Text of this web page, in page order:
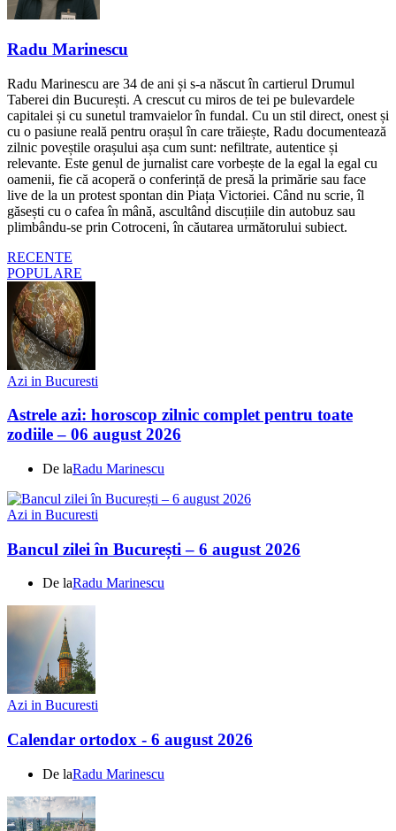
Radu Marinescu
Radu Marinescu are 34 de ani și s-a născut în cartierul Drumul
Taberei din București. A crescut cu miros de tei pe bulevardele
capitalei și cu sunetul tramvaielor în fundal. Cu un stil direct, onest și
cu o pasiune reală pentru orașul în care trăiește, Radu documentează
zilnic poveștile orașului așa cum sunt: nefiltrate, autentice și
relevante. Este genul de jurnalist care vorbește de la egal la egal cu
oamenii, fie că acoperă o conferință de presă la primărie sau face
live de la un protest spontan din Piața Victoriei. Când nu scrie, îl
găsești cu o cafea în mână, ascultând discuțiile din autobuz sau
plimbându-se prin Cotroceni, în căutarea următorului subiect.
RECENTE
POPULARE
Azi in Bucuresti
Astrele azi: horoscop zilnic complet pentru toate
zodiile – 06 august 2026
De laRadu Marinescu
Azi in Bucuresti
Bancul zilei în București – 6 august 2026
De laRadu Marinescu
Azi in Bucuresti
Calendar ortodox - 6 august 2026
De laRadu Marinescu